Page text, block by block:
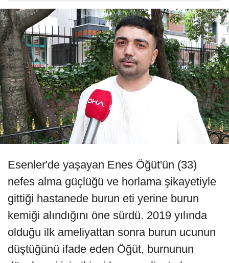
Esenler'de yaşayan Enes Öğüt'ün (33)
nefes alma güçlüğü ve horlama şikayetiyle
gittiği hastanede burun eti yerine burun
kemiği alındığını öne sürdü. 2019 yılında
olduğu ilk ameliyattan sonra burun ucunun
düştüğünü ifade eden Öğüt, burnunun